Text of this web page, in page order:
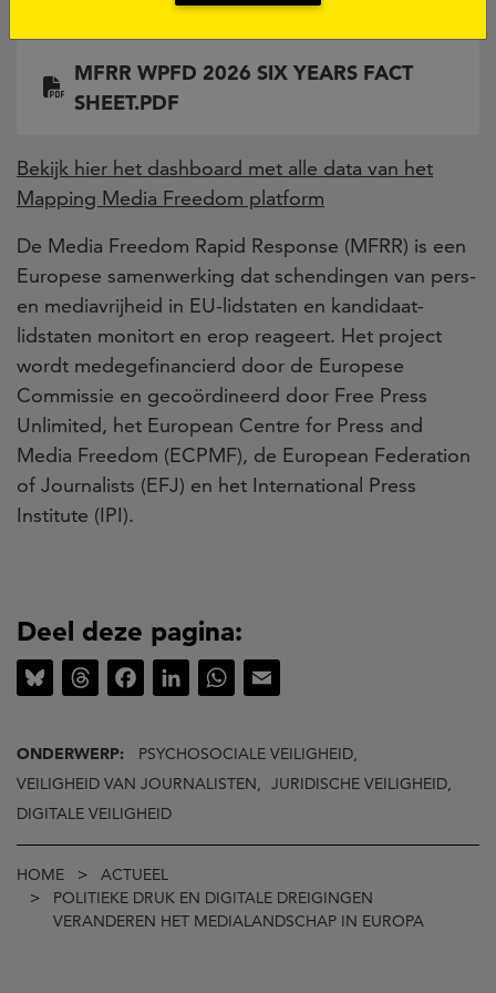
cijfers uit het MFRR-rapport
MFRR WPFD 2026 SIX YEARS FACT
SHEET.PDF
Bekijk hier het dashboard met alle data van het
Mapping Media Freedom platform
De Media Freedom Rapid Response (MFRR) is een
Europese samenwerking dat schendingen van pers-
en mediavrijheid in EU-lidstaten en kandidaat-
lidstaten monitort en erop reageert. Het project
wordt medegefinancierd door de Europese
Commissie en gecoördineerd door Free Press
Unlimited, het European Centre for Press and
Media Freedom (ECPMF), de European Federation
of Journalists (EFJ) en het International Press
Institute (IPI).
Deel deze pagina:
Bluesky ThreadsFacebookLinkedInWhatsApp
ONDERWERP:
PSYCHOSOCIALE VEILIGHEID,
VEILIGHEID VAN JOURNALISTEN, JURIDISCHE VEILIGHEID,
DIGITALE VEILIGHEID
Kruimelpad
HOME
ACTUEEL
POLITIEKE DRUK EN DIGITALE DREIGINGEN
VERANDEREN HET MEDIALANDSCHAP IN EUROPA